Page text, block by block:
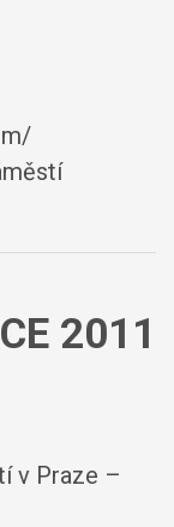
2011
v Praze –